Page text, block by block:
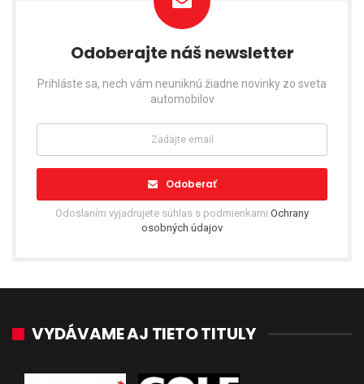
Odoberajte náš newsletter
Prihláste sa, nech vám neuniknú žiadne novinky zo sveta
automobilov
Odoberať
Odoslaním vyjadrujete súhlas s podmienkami Ochrany
osobných údajov
VYDÁVAME AJ TIETO TITULY